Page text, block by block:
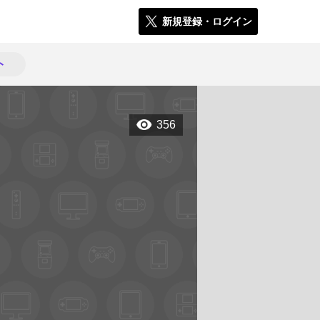
新規登録・ログイン
356